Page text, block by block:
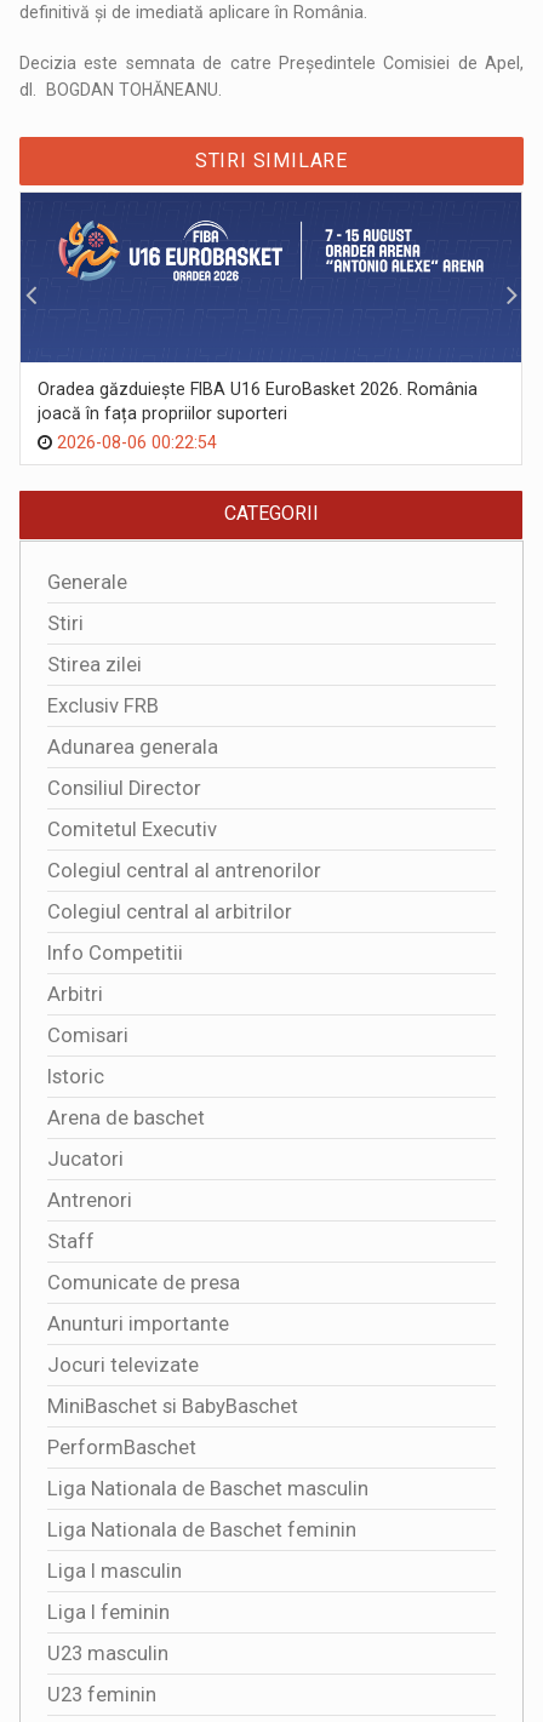
definitivă și de imediată aplicare în România.
Decizia este semnata de catre Președintele Comisiei de Apel,
dl. BOGDAN TOHĂNEANU.
STIRI SIMILARE
Oradea găzduiește FIBA U16 EuroBasket 2026. România
joacă în fața propriilor suporteri
2026-08-06 00:22:54
CATEGORII
Generale
Stiri
Stirea zilei
Exclusiv FRB
Adunarea generala
Consiliul Director
Comitetul Executiv
Colegiul central al antrenorilor
Colegiul central al arbitrilor
Info Competitii
Arbitri
Comisari
Istoric
Arena de baschet
Jucatori
Antrenori
Staff
Comunicate de presa
Anunturi importante
Jocuri televizate
MiniBaschet si BabyBaschet
PerformBaschet
Liga Nationala de Baschet masculin
Liga Nationala de Baschet feminin
Liga I masculin
Liga I feminin
U23 masculin
U23 feminin